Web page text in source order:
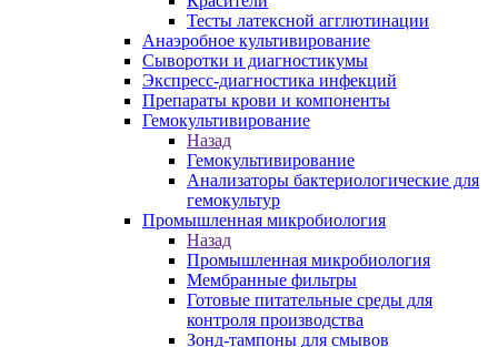
Тесты латексной агглютинации
Анаэробное культивирование
Сыворотки и диагностикумы
Экспресс-диагностика инфекций
Препараты крови и компоненты
Гемокультивирование
Назад
Гемокультивирование
Анализаторы бактериологические для
гемокультур
Промышленная микробиология
Назад
Промышленная микробиология
Мембранные фильтры
Готовые питательные среды для
контроля производства
Зонд-тампоны для смывов